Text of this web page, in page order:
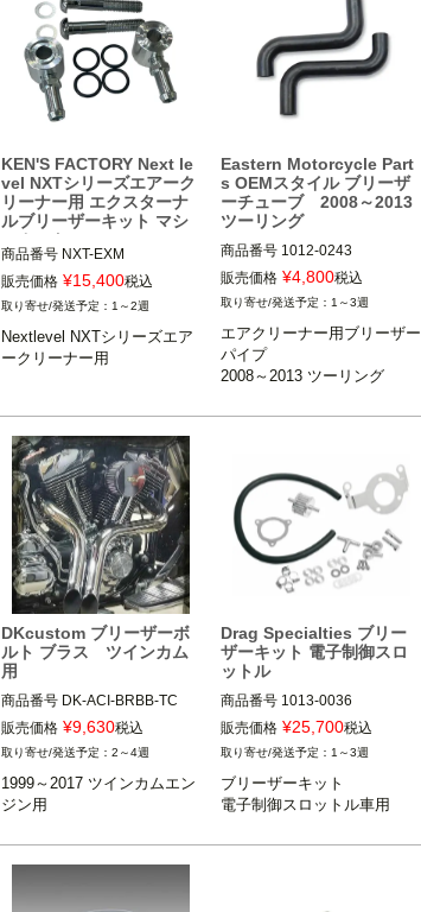
KEN'S FACTORY Next le
vel NXTシリーズエアーク
リーナー用 エクスターナ
ルブリーザーキット マシ
ンカット
商品番号 NXT-EXM
ネクストレベルNXTシリーズエ
KEN'S FACTORY（ケンズファ
販売価格 ¥15,400税込
1～2週
Nextlevel NXTシリーズエア
ークリーナー用
Eastern Motorcycle Part
s OEMスタイル ブリーザ
ーチューブ 2008～2013
ツーリング
商品番号 1012-0243
OEM型番：29502-08A
eastern motorcycle parts(イー
スタン モーターサイクル パー
販売価格 ¥4,800税込
1～3週
エアクリーナー用ブリーザー
パイプ
2008～2013 ツーリング
DKcustom ブリーザーボ
ルト ブラス ツインカム
用
商品番号 DK-ACI-BRBB-TC
1999～2017 ツインカム
DK Custom（DKカスタム）
販売価格 ¥9,630税込
2～4週
1999～2017 ツインカムエン
ジン用
Drag Specialties ブリー
ザーキット 電子制御スロ
ットル
商品番号 1013-0036
ナ ※電子制御スロットル車
2008～2016 ツーリング
販売価格 ¥25,700税込
1～3週
ブリーザーキット
電子制御スロットル車用